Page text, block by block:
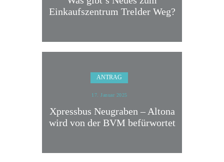
Einkaufszentrum Trelder Weg?
ANTRAG
17. Januar 2025
Xpressbus Neugraben – Altona
wird von der BVM befürwortet